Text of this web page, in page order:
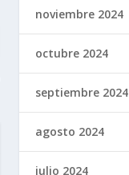
noviembre 2024
octubre 2024
septiembre 2024
agosto 2024
julio 2024